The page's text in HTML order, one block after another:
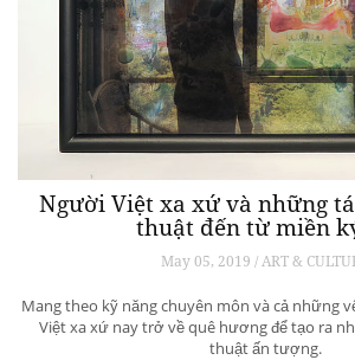
Người Việt xa xứ và những
thuật đến từ miền
May 05, 2019 / ART &
Mang theo kỹ năng chuyên môn và cả những
Việt xa xứ nay trở về quê hương để tạo ra
thuật ấn tượng.